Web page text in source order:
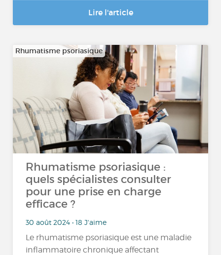
Lire l'article
Rhumatisme psoriasique
Rhumatisme psoriasique :
quels spécialistes consulter
pour une prise en charge
efficace ?
30 août 2024 • 18 J'aime
Le rhumatisme psoriasique est une maladie
inflammatoire chronique affectant